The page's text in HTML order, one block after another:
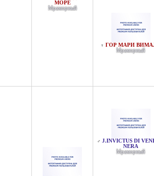
МОРЕ
Мраморный
♀ ГОР МАРИ
Мраморный
♂ J.INVICTUS DI
NERA
Мраморный